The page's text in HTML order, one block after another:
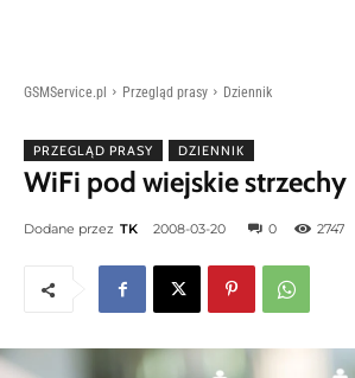
GSMService.pl Przegląd prasy Dziennik
PRZEGLĄD PRASY DZIENNIK
WiFi pod wiejskie strzechy
Dodane przez TK 2008-03-20 0 2747